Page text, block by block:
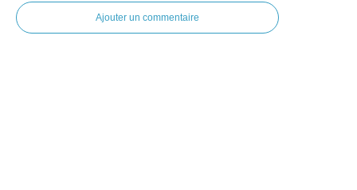
Ajouter un commentaire